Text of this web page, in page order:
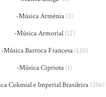
-Música Armênia(3)
-Música Armorial(12)
-Música Barroca Francesa(120)
-Música Cipriota (1)
Colonial e Imperial Brasileira(206)